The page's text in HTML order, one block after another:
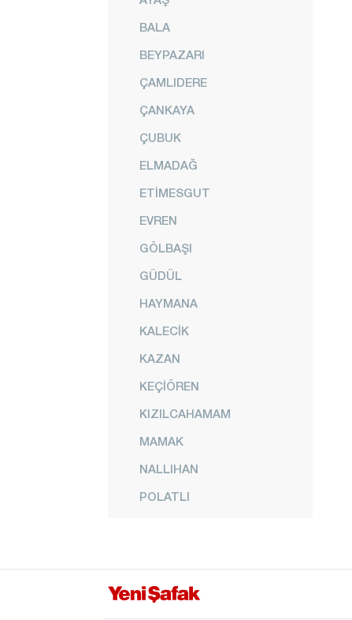
BALA
BEYPAZARI
ÇAMLIDERE
ÇANKAYA
ÇUBUK
ELMADAĞ
ETİMESGUT
EVREN
GÖLBAŞI
GÜDÜL
HAYMANA
KALECİK
KAZAN
KEÇİÖREN
KIZILCAHAMAM
MAMAK
NALLIHAN
POLATLI
YENİMAHALLE